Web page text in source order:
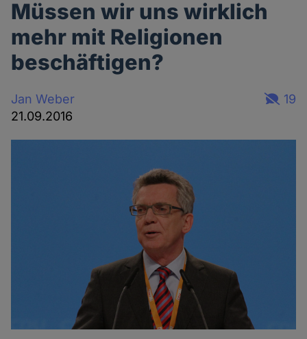
Müssen wir uns wirklich
mehr mit Religionen
beschäftigen?
Jan Weber
21.09.2016
19